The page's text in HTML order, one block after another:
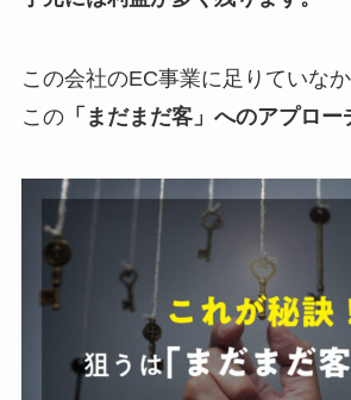
この会社のEC事業に足りていな
この「まだまだ客」へのアプロー